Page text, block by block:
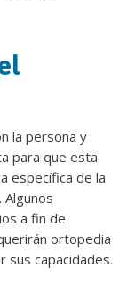
la persona y
para que esta
específica de la
a fin de
ortopedia
sus capacidades.